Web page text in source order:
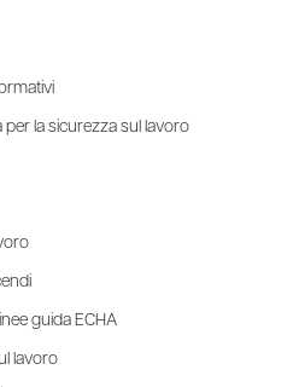
per la sicurezza sul lavoro
guida ECHA
lavoro